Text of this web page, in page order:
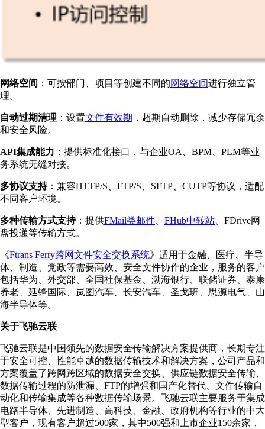
网络空间 ：可按部门、项目等创建不同的网络空间进行独立管
理。
自动过期清理 ：设置文件有效期 ，超期自动删除，减少存储冗余
和安全风险。
API集成能力 ：提供标准化接口，与企业OA、BPM、PLM等业
务系统无缝对接。
多协议支持：兼容HTTP/S、FTP/S、SFTP、CUTP等协议，适配
不同客户环境。
多种传输方式支持：提供FMail类邮件 FHub中转站 、FDrive网
盘投递等传输方式。
《Ftrans Ferry跨网文件安全交换系统》适用于金融、医疗、半导
体、制造、党政等需要高效、安全文件协作的企业，服务的客户
包括华为、外交部、全国社保基金、渤海银行、联储证券、泰康
养老、延锋国际、岚图汽车、长安汽车、圣戈班、思源电气、山
海半导体等。
关于飞驰云联
飞驰云联是中国领先的数据安全传输解决方案提供商，长期专注
于安全可控、性能卓越的数据传输技术和解决方案，公司产品和
方案覆盖了跨网跨区域的数据安全交换、供应链数据安全传输、
数据传输过程的防泄漏、FTP的增强和国产化替代、文件传输自
动化和传输集成等各种数据传输场景。飞驰云联主要服务于集成
电路半导体、先进制造、高科技、金融、政府机构等行业的中大
型客户，现有客户超过500家，其中500强和上市企业150余家，